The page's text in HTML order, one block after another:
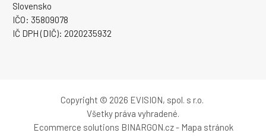
Slovensko
IČO: 35809078
IČ DPH (DIČ): 2020235932
Copyright © 2026 EVISION, spol. s r.o.
Všetky práva vyhradené.
Ecommerce solutions BINARGON.cz- Mapa stránok